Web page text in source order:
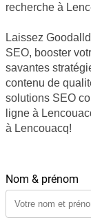
recherche à
Laissez
SEO, booster
savantes
contenu de
solutions SEO
ligne à
à Lencouacq!
Nom & prénom